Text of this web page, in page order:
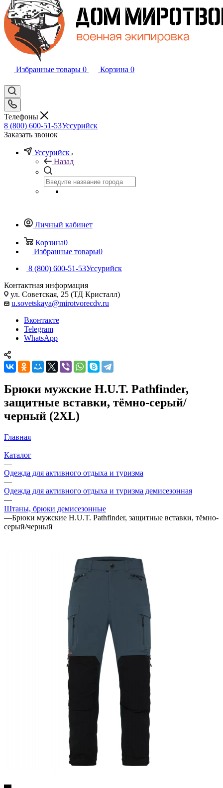
Избранные товары 0 Корзина 0
Телефоны
8 (800) 600-51-53Уссурийск
Заказать звонок
Уссурийск
Назад
Личный кабинет
Корзина0
Избранные товары0
8 (800) 600-51-53Уссурийск
Контактная информация
ул. Советская, 25 (ТД Кристалл)
u.sovetskaya@mirotvorecdv.ru
Вконтакте
Telegram
WhatsApp
Брюки мужские H.U.T. Pathfinder,
защитные вставки, тёмно-серый/
черный (2XL)
Главная
—
Каталог
—
Одежда для активного отдыха и туризма
—
Одежда для активного отдыха и туризма демисезонная
—
Штаны, брюки демисезонные
—Брюки мужские H.U.T. Pathfinder, защитные вставки, тёмно-
серый/черный